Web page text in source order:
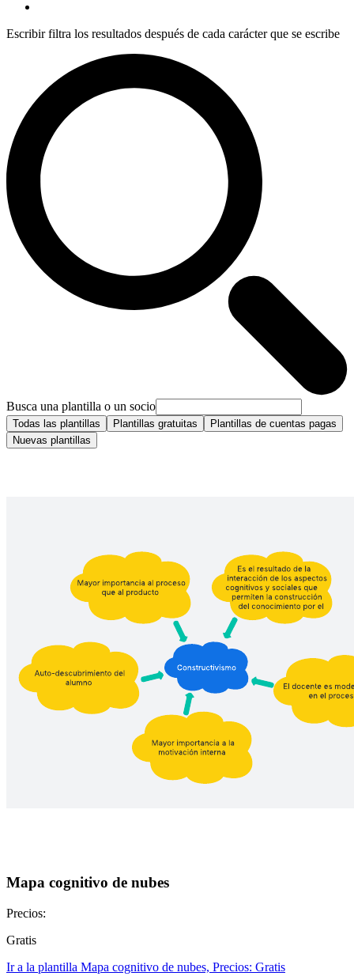
Escribir filtra los resultados después de cada carácter que se escribe
Busca una plantilla o un socio
Todas las plantillas Plantillas gratuitas
Plantillas de cuentas pagas
Nuevas plantillas
Mapa cognitivo de nubes
Precios:
Gratis
Ir a la plantilla Mapa cognitivo de nubes, Precios: Gratis